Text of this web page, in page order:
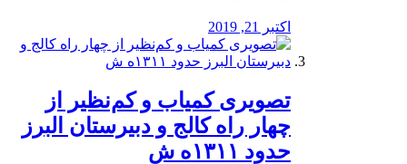
اکتبر 21, 2019
️تصویری کمیاب و کم‌نظیر از
چهار راه كالج و دبيرستان البرز
حدود ۱۳۱۱ه ش